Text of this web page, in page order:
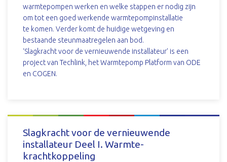
warmtepompen werken en welke stappen er nodig zijn
om tot een goed werkende warmtepompinstallatie
te komen. Verder komt de huidige wetgeving en
bestaande steunmaatregelen aan bod.
‘Slagkracht voor de vernieuwende installateur’ is een
project van Techlink, het Warmtepomp Platform van ODE
en COGEN.
DOWNLOAD
Slagkracht voor de vernieuwende
installateur Deel I. Warmte-
krachtkoppeling